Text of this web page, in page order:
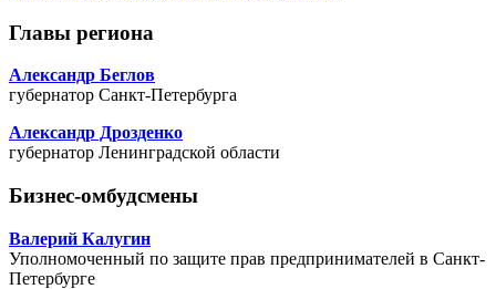
Главы региона
Александр Беглов
губернатор Санкт-Петербурга
Александр Дрозденко
губернатор Ленинградской области
Бизнес-омбудсмены
Валерий Калугин
Уполномоченный по защите прав предпринимателей в Санкт-
Петербурге